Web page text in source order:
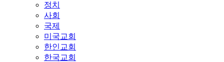
정치
사회
국제
미국교회
한인교회
한국교회